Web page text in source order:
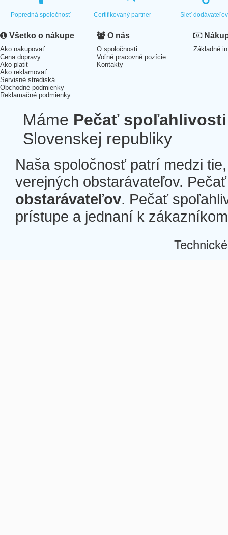
Popredná spoločnosť Certifikovaný partner Sieť dodávateľov
Všetko o nákupe
Ako nakupovať
Cena dopravy
Ako platiť
Ako reklamovať
Servisné strediská
Obchodné podmienky
Reklamačné podmienky
O nás
O spoločnosti
Voľné pracovné pozície
Kontakty
Základné
Máme Pečať spoľahlivosti
Slovenskej republiky
Naša spoločnosť patrí medzi
verejných obstarávateľov.
obstarávateľov. Pečať
prístupe a jednaní k